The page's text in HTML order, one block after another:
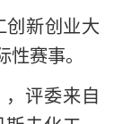
创新创业大
赛事。
评委来自